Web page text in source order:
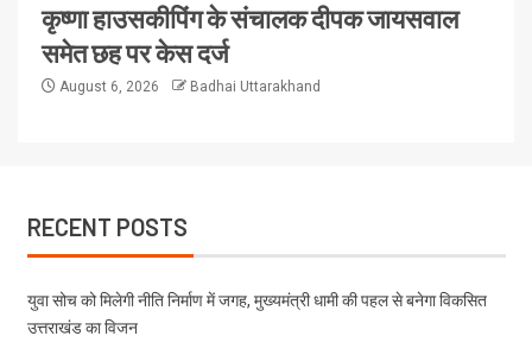
कृष्णा हाउसकीपिंग के संचालक दीपक जायसवाल
समेत छह पर केस दर्ज
August 6, 2026 Badhai Uttarakhand
RECENT POSTS
युवा सोच को मिलेगी नीति निर्माण में जगह, मुख्यमंत्री धामी की पहल से बनेगा विकसित
उत्तराखंड का विजन